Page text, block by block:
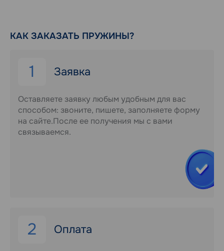
КАК ЗАКАЗАТЬ ПРУЖИНЫ?
1 Заявка
Оставляете заявку любым удобным для вас
способом: звоните, пишете, заполняете форму
на сайте.После ее получения мы с вами
связываемся.
2 Оплата